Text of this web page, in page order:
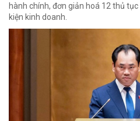
hành chính, đơn giản hoá 12 thủ
kiện kinh doanh.